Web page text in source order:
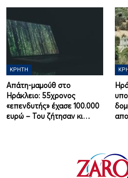
ΚΡΉΤΗ
Απάτη-μαμούθ στο
Ηράκλειο: 55χρονος
«επενδυτής» έχασε 100.000
ευρώ – Του ζήτησαν κι…